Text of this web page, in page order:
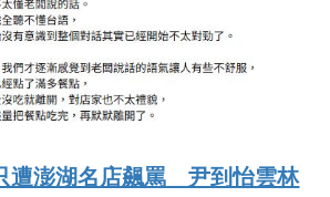
遭澎湖名店飆罵 尹到怡雲林